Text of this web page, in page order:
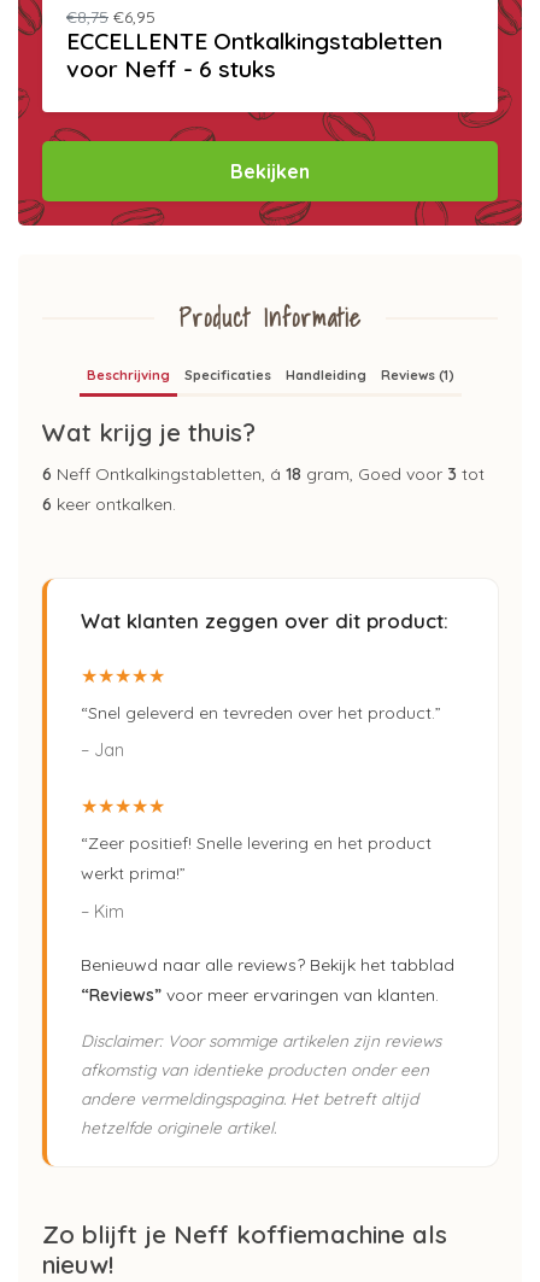
€8,75 €6,95
ECCELLENTE Ontkalkingstabletten
voor Neff - 6 stuks
Bekijken
Product Informatie
Beschrijving Specificaties Handleiding Reviews (1)
Wat krijg je thuis?
6 Neff Ontkalkingstabletten, á 18 gram, Goed voor 3 tot
6 keer ontkalken.
Wat klanten zeggen over dit product:
★★★★★
“Snel geleverd en tevreden over het product.”
– Jan
★★★★★
“Zeer positief! Snelle levering en het product
werkt prima!”
– Kim
Benieuwd naar alle reviews? Bekijk het tabblad
“Reviews” voor meer ervaringen van klanten.
Disclaimer: Voor sommige artikelen zijn reviews
afkomstig van identieke producten onder een
andere vermeldingspagina. Het betreft altijd
hetzelfde originele artikel.
Zo blijft je Neff koffiemachine als
nieuw!